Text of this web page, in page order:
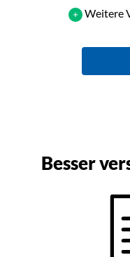
Weitere
Besser